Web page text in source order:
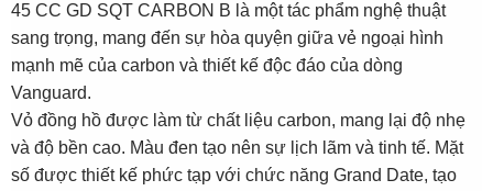
45 CC GD SQT CARBON B là một tác phẩm nghệ thuật
sang trọng, mang đến sự hòa quyện giữa vẻ ngoại hình
mạnh mẽ của carbon và thiết kế độc đáo của dòng
Vanguard.
Vỏ đồng hồ được làm từ chất liệu carbon, mang lại độ nhẹ
và độ bền cao. Màu đen tạo nên sự lịch lãm và tinh tế. Mặt
số được thiết kế phức tạp với chức năng Grand Date, tạo